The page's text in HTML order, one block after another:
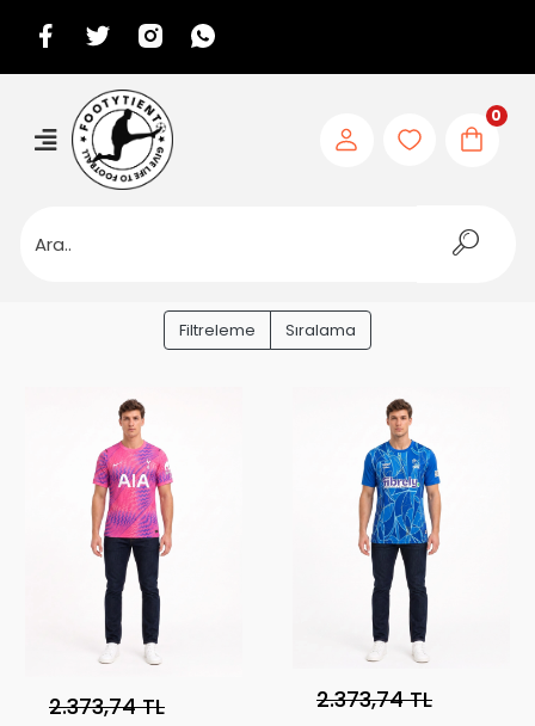
0
Filtreleme Sıralama
2.373,74 TL 2.373,74 TL